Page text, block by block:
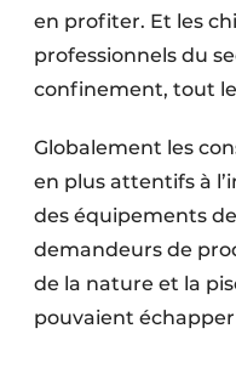
Façades
Protection solaire
Rénovation
Sécurité incendie
en profiter. Et les
professionnels du
confinement, tout
Globalement les
en plus attentifs à
des équipements
demandeurs de
de la nature et la
pouvaient